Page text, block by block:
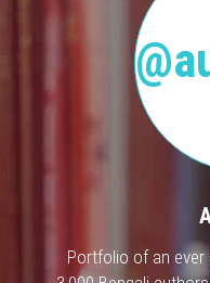
Portfolio of an